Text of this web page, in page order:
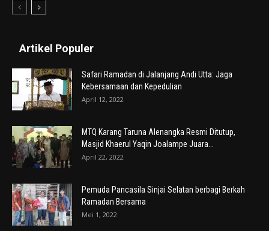
Artikel Populer
Safari Ramadan di Jalanjang Andi Utta: Jaga
Kebersamaan dan Kepedulian
April 12, 2022
MTQ Karang Taruna Alenangka Resmi Ditutup,
Masjid Khaerul Yaqin Joalampe Juara...
April 22, 2022
Pemuda Pancasila Sinjai Selatan berbagi Berkah
Ramadan Bersama
Mei 1, 2022